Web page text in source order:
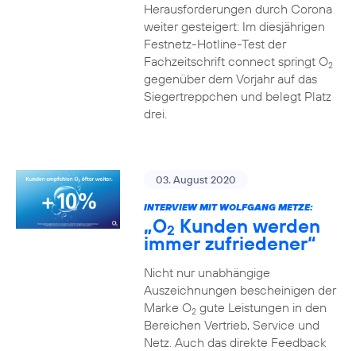
Herausforderungen durch Corona
weiter gesteigert: Im diesjährigen
Festnetz-Hotline-Test der
Fachzeitschrift connect springt O2
gegenüber dem Vorjahr auf das
Siegertreppchen und belegt Platz
drei.
03. August 2020
INTERVIEW MIT WOLFGANG METZE:
„O2 Kunden werden
immer zufriedener“
Nicht nur unabhängige
Auszeichnungen bescheinigen der
Marke O2gute Leistungen in den
Bereichen Vertrieb, Service und
Netz. Auch das direkte Feedback